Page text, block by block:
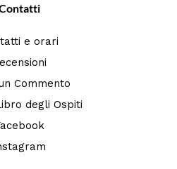
e orari
Commento
degli Ospiti